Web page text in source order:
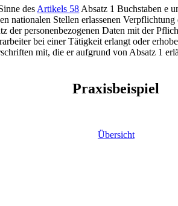
des Artikels 58 Absatz 1 Buchstaben e
nationalen Stellen erlassenen
der personenbezogenen Daten mit der
bei einer Tätigkeit erlangt oder
mit, die er aufgrund von Absatz 1
Praxisbeispiel
Übersicht